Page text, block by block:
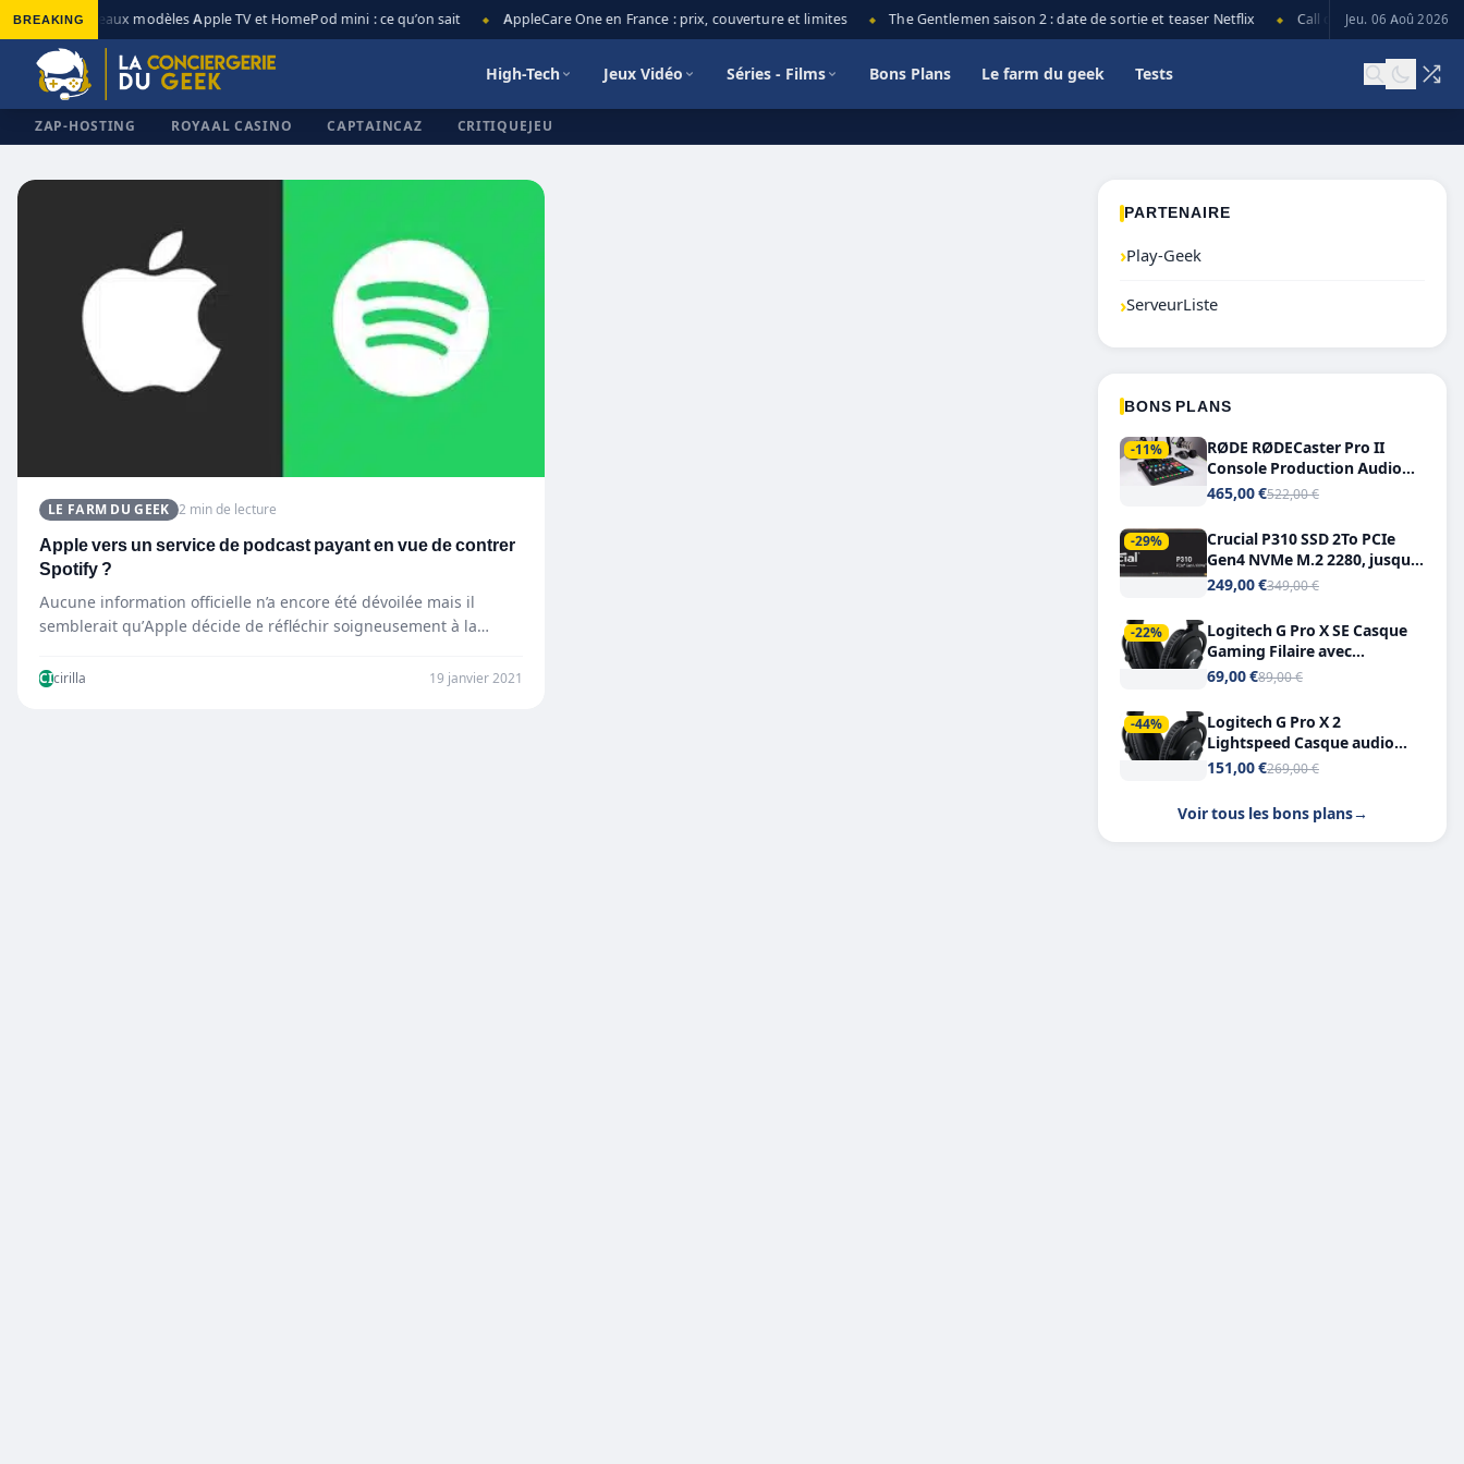
BREAKING
◆ Nouveaux modèles Apple TV et HomePod mini : ce qu’on sait ◆ AppleCare One en France : prix, couverture et limites ◆ The Gentlemen saison 2 : date de sortie et teaser Netflix ◆ Call of Duty: Black Ops 7
Jeu. 06 Aoû 2026
High-Tech Jeux Vidéo Séries - Films Bons Plans Le farm du geek Tests
ZAP-HOSTING ROYAAL CASINO CAPTAINCAZ CRITIQUEJEU
LE FARM DU GEEK 2 min de lecture
Apple vers un service de podcast payant en vue de contrer
Spotify ?
Aucune information officielle n’a encore été dévoilée mais il
semblerait qu’Apple décide de réfléchir soigneusement à la
CIcirilla 19 janvier 2021
PARTENAIRE
›Play-Geek
›ServeurListe
BONS PLANS
-11%
RØDE RØDECaster Pro II
Console Production Audio
Tout-en-Un, Bluetooth et
465,00 €522,00 €
-29%
Crucial P310 SSD 2To PCIe
Gen4 NVMe M.2 2280, jusqu’à
7.100 Mo/s
249,00 €349,00 €
-22%
Logitech G Pro X SE Casque
Gaming Filaire avec
Microphone Micro
7.1
69,00 €89,00 €
-44%
Logitech G Pro X 2
Lightspeed Casque audio
bluetooth
151,00 €269,00 €
Voir tous les bons plans→